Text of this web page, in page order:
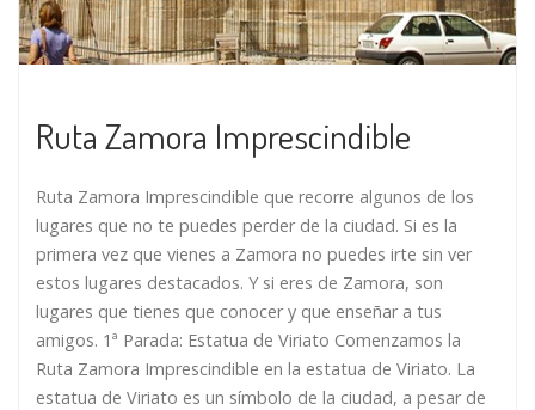
Ruta Zamora Imprescindible
Ruta Zamora Imprescindible que recorre algunos de los
lugares que no te puedes perder de la ciudad. Si es la
primera vez que vienes a Zamora no puedes irte sin ver
estos lugares destacados. Y si eres de Zamora, son
lugares que tienes que conocer y que enseñar a tus
amigos. 1ª Parada: Estatua de Viriato Comenzamos la
Ruta Zamora Imprescindible en la estatua de Viriato. La
estatua de Viriato es un símbolo de la ciudad, a pesar de